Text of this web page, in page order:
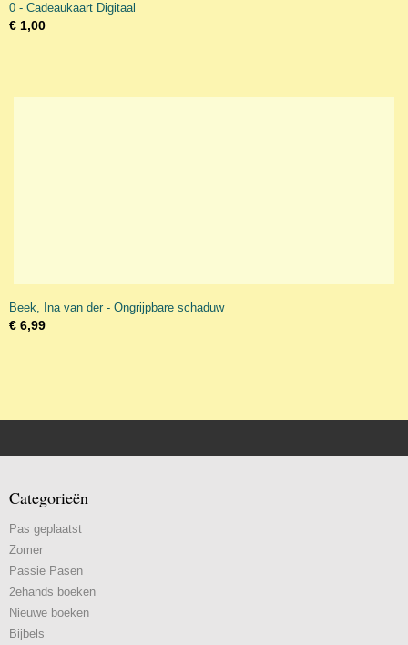
0 - Cadeaukaart Digitaal
€ 1,00
Beek, Ina van der - Ongrijpbare schaduw
€ 6,99
Categorieën
Pas geplaatst
Zomer
Passie Pasen
2ehands boeken
Nieuwe boeken
Bijbels